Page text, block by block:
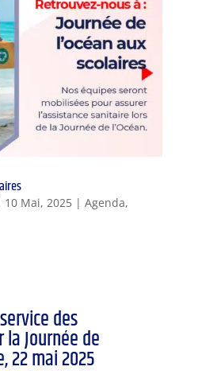
10 Mai, 2025| Agenda,
des
Journée de
22 mai 2025